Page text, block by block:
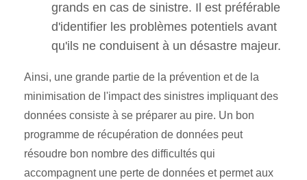
grands en cas de sinistre. Il est préférable
d'identifier les problèmes potentiels avant
qu'ils ne conduisent à un désastre majeur.
Ainsi, une grande partie de la prévention et de la
minimisation de l'impact des sinistres impliquant des
données consiste à se préparer au pire. Un bon
programme de récupération de données peut
résoudre bon nombre des difficultés qui
accompagnent une perte de données et permet aux